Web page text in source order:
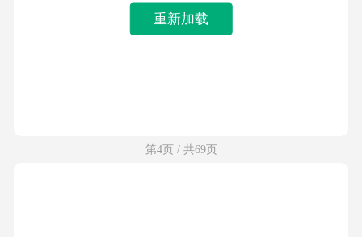
重新加载
第4页 / 共69页